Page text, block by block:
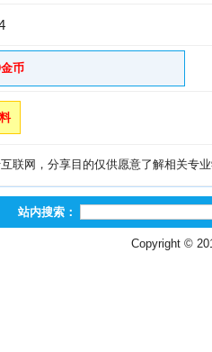
币
联网，分享目的仅供愿意了解相关专
站内搜索：
Copyright ©